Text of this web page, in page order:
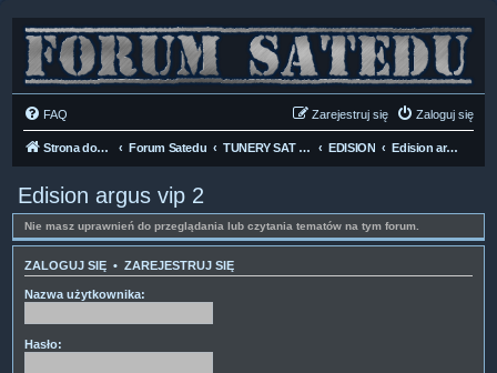
FAQ Zaloguj się
Zarejestruj się
Strona domowa Forum Satedu TUNERY SAT HD-LINUX EDISION Edision argus vip 2
Edision argus vip 2
Nie masz uprawnień do przeglądania lub czytania tematów na tym forum.
ZALOGUJ SIĘ • ZAREJESTRUJ SIĘ
Nazwa użytkownika:
Hasło: